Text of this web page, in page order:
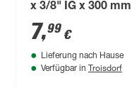
x 3/8" IG x 300 mm
7,99 €
Lieferung nach Hause
Verfügbar in Troisdorf